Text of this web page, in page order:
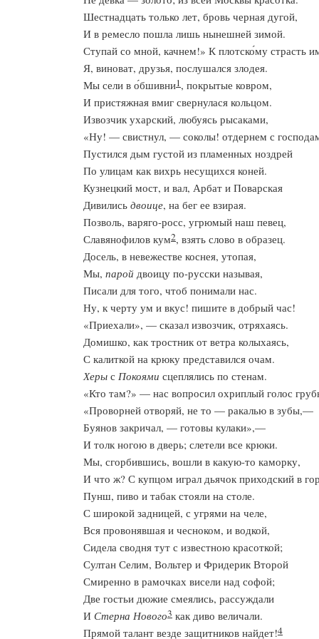
Шестнадцать только лет, бровь черная дугой,
И в ремесло пошла лишь нынешней зимой.
Ступай со мной, качнем!» К плотско́му страсть
Я, виноват, друзья, послушался злодея.
Мы сели в о́бшивни1, покрытые ковром,
И пристяжная вмиг свернулася кольцом.
Извозчик ухарский, любуясь рысаками,
«Ну! — свистнул, — соколы! отдернем с
Пустился дым густой из пламенных ноздрей
По улицам как вихрь несущихся коней.
Кузнецкий мост, и вал, Арбат и Поварская
Дивились двоице, на бег ее взирая.
Позволь, варяго-росс, угрюмый наш певец,
Славянофилов кум2, взять слово в образец.
Досель, в невежестве коснея, утопая,
Мы, парой двоицу по-русски называя,
Писали для того, чтоб понимали нас.
Ну, к черту ум и вкус! пишите в добрый час!
«Приехали», — сказал извозчик, отряхаясь.
Домишко, как тростник от ветра колыхаясь,
С калиткой на крюку представился очам.
Херы с Покоями сцеплялись по стенам.
«Кто там?» — нас вопросил охриплый голос
«Проворней отворяй, не то — ракалью в зубы,—
Буянов закричал, — готовы кулаки»,—
И толк ногою в дверь; слетели все крюки.
Мы, сгорбившись, вошли в какую-то каморку,
И что ж? С купцом играл дьячок приходский в
Пунш, пиво и табак стояли на столе.
С широкой задницей, с угрями на челе,
Вся провонявшая и чесноком, и водкой,
Сидела сводня тут с известною красоткой;
Султан Селим, Вольтер и Фридерик Второй
Смиренно в рамочках висели над софой;
Две гостьи дюжие смеялись, рассуждали
И Стерна Нового3 как диво величали.
Прямой талант везде защитников найдет!4